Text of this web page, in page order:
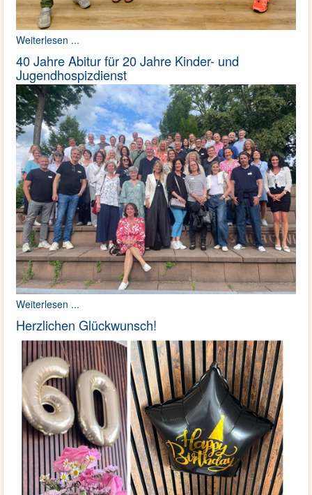
Weiterlesen ...
40 Jahre Abitur für 20 Jahre Kinder- und
Jugendhospizdienst
Weiterlesen ...
Herzlichen Glückwunsch!